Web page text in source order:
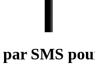
par SMS